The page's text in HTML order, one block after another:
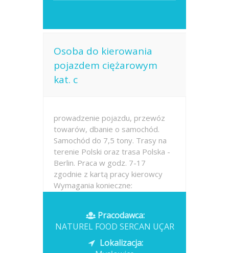
Osoba do kierowania
pojazdem ciężarowym
kat. c
prowadzenie pojazdu, przewóz
towarów, dbanie o samochód.
Samochód do 7,5 tony. Trasy na
terenie Polski oraz trasa Polska -
Berlin. Praca w godz. 7-17
zgodnie z kartą pracy kierowcy
Wymagania konieczne:
Opublikowano: wczoraj
Pracodawca:
NATUREL FOOD SERCAN UÇAR
Lokalizacja: